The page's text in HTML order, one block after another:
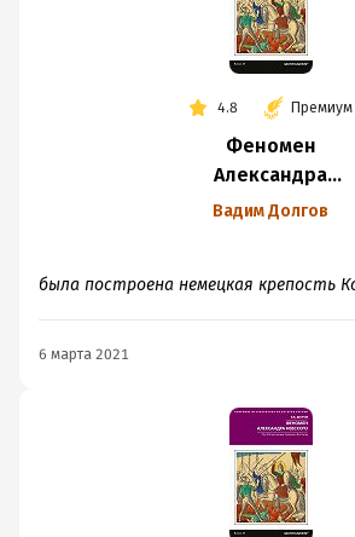
4.8 Премиум
Феномен
Александра
Невского. Русь XIII
Вадим Долгов
была построена немецкая крепость
6 марта 2021